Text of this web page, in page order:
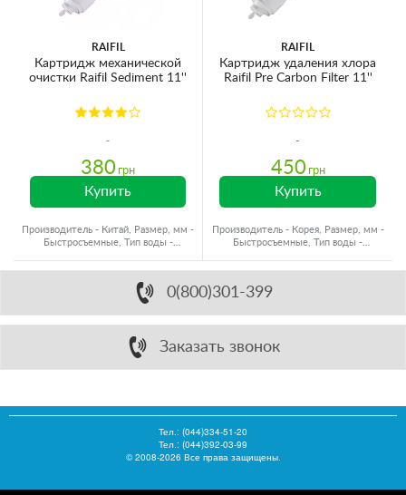
RAIFIL
Картридж механической
очистки Raifil Sediment 11''
380 грн
Купить
Производитель - Китай, Размер, мм -
Быстросъемные, Тип воды -
RAIFIL
Картридж удаления хлора
Raifil Pre Carbon Filter 11''
450 грн
Купить
Производитель - Корея, Размер, мм -
Быстросъемные, Тип воды -
0(800)301-399
Заказать звонок
Тел.: (044)334-51-20
Тел.: (044)392-03-99
© 2008-2026 Все права защищены.